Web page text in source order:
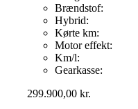
Brændstof:
Hybrid:
Kørte km:
Motor effekt:
Km/l:
Gearkasse:
299.900,00kr.